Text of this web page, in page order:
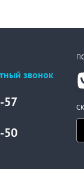
звонок
57
50